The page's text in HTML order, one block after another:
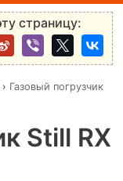
страницу:
› Газовый погрузчик
Still RX